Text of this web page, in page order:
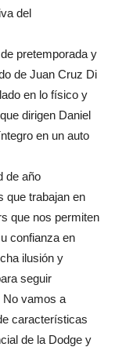
del
pretemporada y
de Juan Cruz Di
en lo físico y
dirigen Daniel
en un auto
de año
que trabajan en
que nos permiten
confianza en
ilusión y
seguir
No vamos a
características
de la Dodge y